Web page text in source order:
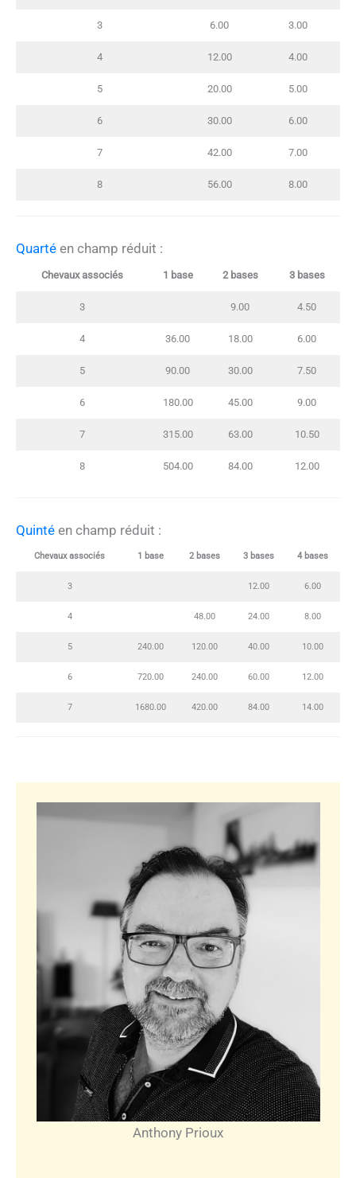
3 6.00 3.00
4 12.00 4.00
5 20.00 5.00
6 30.00 6.00
7 42.00 7.00
8 56.00 8.00
Quarté en champ réduit :
Chevaux associés 1 base 2 bases 3 bases
3 9.00 4.50
4 36.00 18.00 6.00
5 90.00 30.00 7.50
6 180.00 45.00 9.00
7 315.00 63.00 10.50
8 504.00 84.00 12.00
Quinté en champ réduit :
Chevaux associés 1 base 2 bases 3 bases 4 bases
3 12.00 6.00
4 48.00 24.00 8.00
5 240.00 120.00 40.00 10.00
6 720.00 240.00 60.00 12.00
7 1680.00 420.00 84.00 14.00
Anthony Prioux